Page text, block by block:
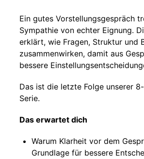
Ein gutes Vorstellungsgespräch
Sympathie von echter Eignung.
erklärt, wie Fragen, Struktur und
zusammenwirken, damit aus
bessere
Das ist die letzte Folge unserer
Serie.
Das erwartet dich
Warum Klarheit vor dem
Grundlage für bessere